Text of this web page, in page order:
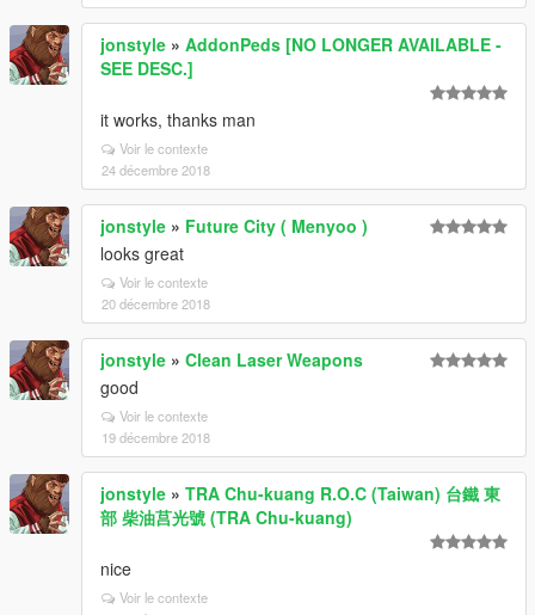
jonstyle » AddonPeds [NO LONGER AVAILABLE -
SEE DESC.]
it works, thanks man
Voir le contexte
24 décembre 2018
jonstyle » Future City ( Menyoo )
looks great
Voir le contexte
20 décembre 2018
jonstyle » Clean Laser Weapons
good
Voir le contexte
19 décembre 2018
jonstyle » TRA Chu-kuang R.O.C (Taiwan) 台鐵 東
部 柴油莒光號 (TRA Chu-kuang)
nice
Voir le contexte